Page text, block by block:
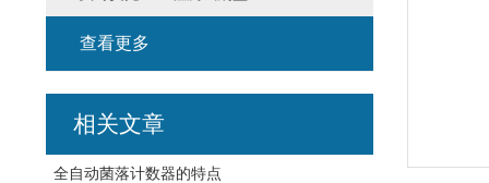
查看更多
相关文章
全自动菌落计数器的特点